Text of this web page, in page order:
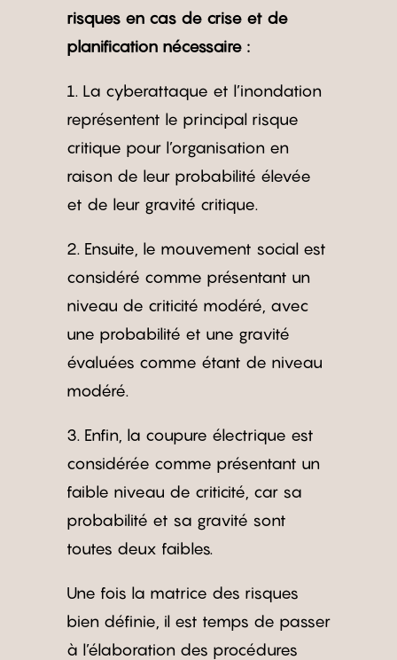
risques en cas de crise et de
planification nécessaire :
1. La cyberattaque et l’inondation
représentent le principal risque
critique pour l’organisation en
raison de leur probabilité élevée
et de leur gravité critique.
2. Ensuite, le mouvement social est
considéré comme présentant un
niveau de criticité modéré, avec
une probabilité et une gravité
évaluées comme étant de niveau
modéré.
3. Enfin, la coupure électrique est
considérée comme présentant un
faible niveau de criticité, car sa
probabilité et sa gravité sont
toutes deux faibles.
Une fois la matrice des risques
bien définie, il est temps de passer
à l’élaboration des procédures